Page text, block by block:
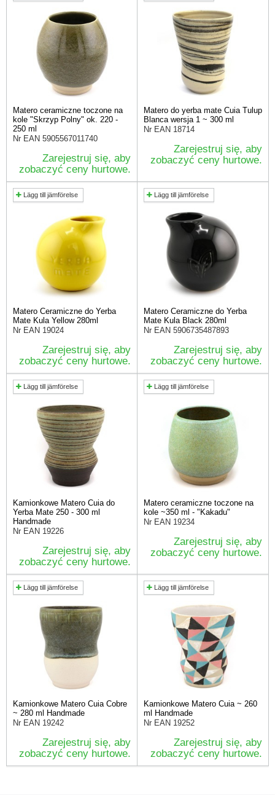
Matero ceramiczne toczone na
kole "Skrzyp Polny" ok. 220 -
250 ml
Nr EAN 5905567011740
Zarejestruj się, aby
zobaczyć ceny hurtowe.
Matero do yerba mate Cuia Tulup
Blanca wersja 1 ~ 300 ml
Nr EAN 18714
Zarejestruj się, aby
zobaczyć ceny hurtowe.
Lägg till jämförelse
Matero Ceramiczne do Yerba
Mate Kula Yellow 280ml
Nr EAN 19024
Zarejestruj się, aby
zobaczyć ceny hurtowe.
Lägg till jämförelse
Matero Ceramiczne do Yerba
Mate Kula Black 280ml
Nr EAN 5906735487893
Zarejestruj się, aby
zobaczyć ceny hurtowe.
Lägg till jämförelse
Kamionkowe Matero Cuia do
Yerba Mate 250 - 300 ml
Handmade
Nr EAN 19226
Zarejestruj się, aby
zobaczyć ceny hurtowe.
Lägg till jämförelse
Matero ceramiczne toczone na
kole ~350 ml - "Kakadu"
Nr EAN 19234
Zarejestruj się, aby
zobaczyć ceny hurtowe.
Lägg till jämförelse
Kamionkowe Matero Cuia Cobre
~ 280 ml Handmade
Nr EAN 19242
Zarejestruj się, aby
zobaczyć ceny hurtowe.
Lägg till jämförelse
Kamionkowe Matero Cuia ~ 260
ml Handmade
Nr EAN 19252
Zarejestruj się, aby
zobaczyć ceny hurtowe.